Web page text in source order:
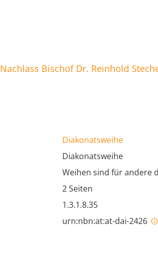
Nachlass Bischof Dr. Reinhold
Diakonatsweihe
Diakonatsweihe
Weihen sind für andere
2 Seiten
1.3.1.8.35
urn:nbn:at:at-dai-2426